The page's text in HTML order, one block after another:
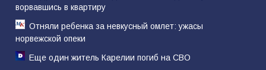
ворвавшись в квартиру
Отняли ребенка за невкусный омлет: ужасы
норвежской опеки
Еще один житель Карелии погиб на СВО